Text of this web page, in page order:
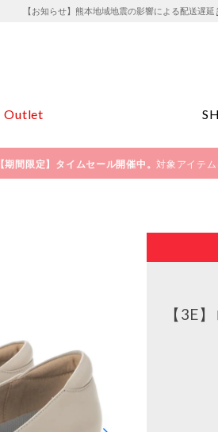
【お知らせ】熊本地域地震の影響による配送遅延
Outlet
【期間限定】タイムセール開催中。対象アイテム
【3E